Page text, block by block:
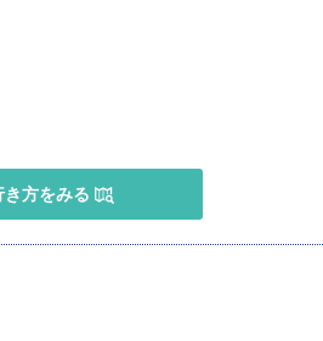
き方をみる